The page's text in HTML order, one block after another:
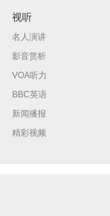
视听
名人演讲
影音赏析
VOA听力
BBC英语
新闻播报
精彩视频